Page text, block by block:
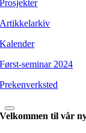
Prosjekter
Artikkelarkiv
Kalender
Først-seminar 2024
Prekenverksted
Velkommen til vår